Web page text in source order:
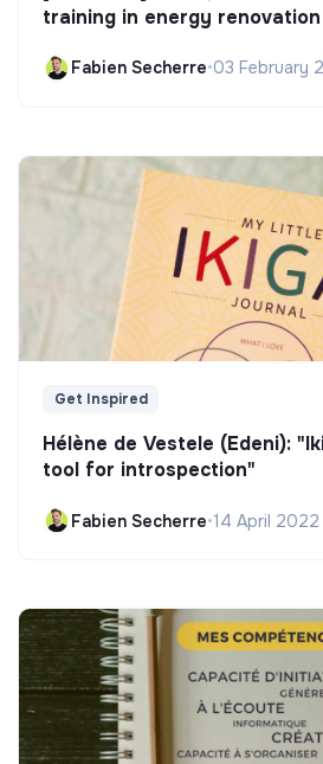
training in energy renovation
Fabien Secherre•03 February
Get Inspired
Hélène de Vestele (Edeni):
tool for introspection"
Fabien Secherre•14 April 2022